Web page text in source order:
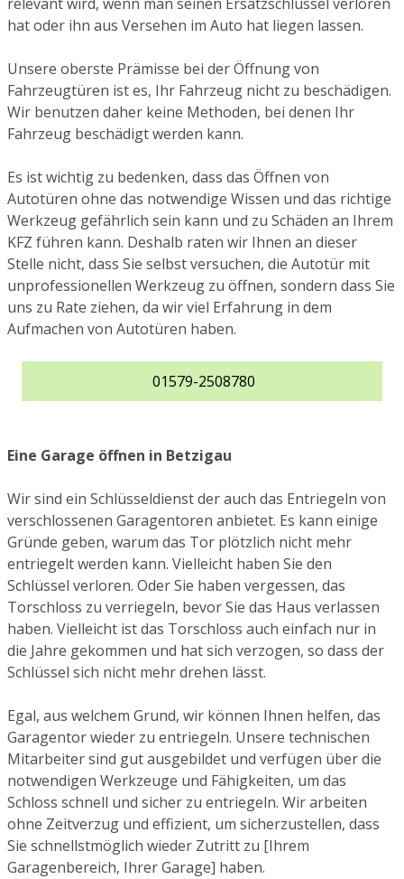
hat oder ihn aus Versehen im Auto hat liegen lassen.
Unsere oberste Prämisse bei der Öffnung von
Fahrzeugtüren ist es, Ihr Fahrzeug nicht zu beschädigen.
Wir benutzen daher keine Methoden, bei denen Ihr
Fahrzeug beschädigt werden kann.
Es ist wichtig zu bedenken, dass das Öffnen von
Autotüren ohne das notwendige Wissen und das richtige
Werkzeug gefährlich sein kann und zu Schäden an Ihrem
KFZ führen kann. Deshalb raten wir Ihnen an dieser
Stelle nicht, dass Sie selbst versuchen, die Autotür mit
unprofessionellen Werkzeug zu öffnen, sondern dass Sie
uns zu Rate ziehen, da wir viel Erfahrung in dem
Aufmachen von Autotüren haben.
01579-2508780
Eine Garage öffnen in Betzigau
Wir sind ein Schlüsseldienst der auch das Entriegeln von
verschlossenen Garagentoren anbietet. Es kann einige
Gründe geben, warum das Tor plötzlich nicht mehr
entriegelt werden kann. Vielleicht haben Sie den
Schlüssel verloren. Oder Sie haben vergessen, das
Torschloss zu verriegeln, bevor Sie das Haus verlassen
haben. Vielleicht ist das Torschloss auch einfach nur in
die Jahre gekommen und hat sich verzogen, so dass der
Schlüssel sich nicht mehr drehen lässt.
Egal, aus welchem Grund, wir können Ihnen helfen, das
Garagentor wieder zu entriegeln. Unsere technischen
Mitarbeiter sind gut ausgebildet und verfügen über die
notwendigen Werkzeuge und Fähigkeiten, um das
Schloss schnell und sicher zu entriegeln. Wir arbeiten
ohne Zeitverzug und effizient, um sicherzustellen, dass
Sie schnellstmöglich wieder Zutritt zu [Ihrem
Garagenbereich, Ihrer Garage] haben.